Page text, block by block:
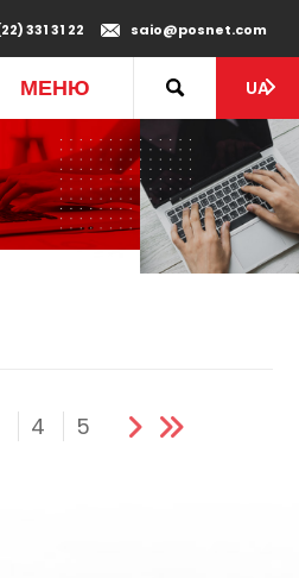
331 31 22 saio@posnet.com
МЕНЮ UA
4 5